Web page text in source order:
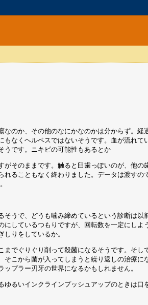
なのか、その他のなにかなのかは分からず。
もなくヘルペスではないそうです。血が流れ
うです。ニキビの可能性もあるとか
そのままです。触ると臼歯っぽいのが、他
ることもなく終わりました。データは渡す
うで、どうも噛み締めているという診断は
しているつもりですが、回転数を一定にしよ
りをしているか。
でぐりぐり削って殺菌になるそうです。そ
そこから菌が入ってしまうと繰り返しの治療
プラー刃牙の世界になるかもしれません。
るいインクラインプッシュアップのときは口